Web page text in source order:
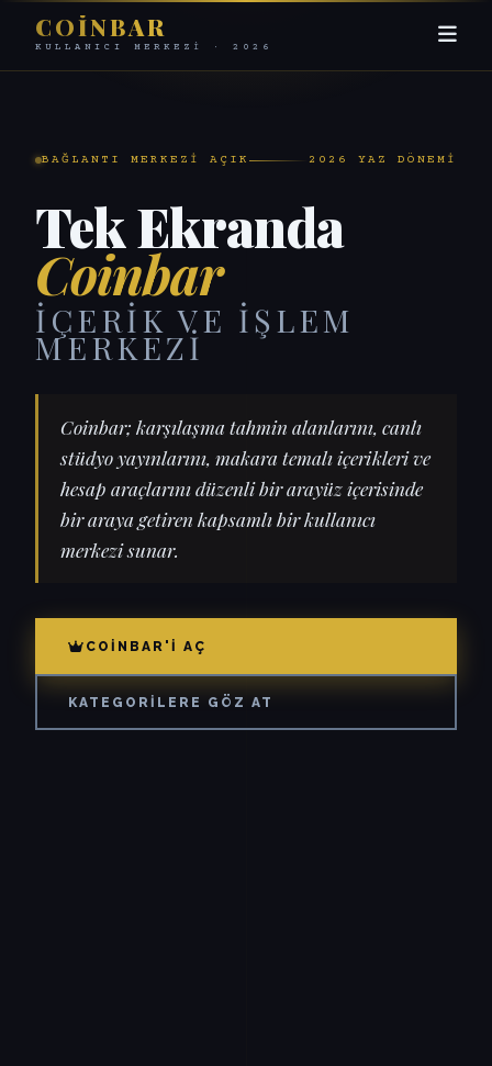
COINBAR
KULLANICI MERKEZI · 2026
BAĞLANTI MERKEZI AÇIK 2026 YAZ DÖNEMI
Tek Ekranda
Coinbar
İÇERIK VE İŞLEM
MERKEZI
Coinbar; karşılaşma tahmin alanlarını, canlı
stüdyo yayınlarını, makara temalı içerikleri ve
hesap araçlarını düzenli bir arayüz içerisinde
bir araya getiren kapsamlı bir kullanıcı
merkezi sunar.
COINBAR'I AÇ
KATEGORILERE GÖZ AT